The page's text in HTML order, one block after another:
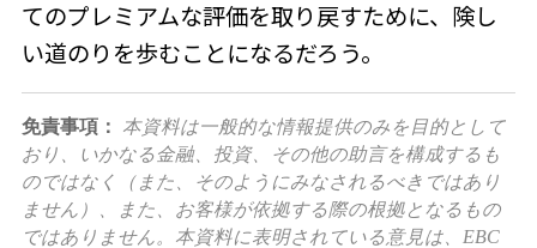
てのプレミアムな評価を取り戻すために、険し
い道のりを歩むことになるだろう。
免責事項：
本資料は一般的な情報提供のみを目的として
おり、いかなる金融、投資、その他の助言を構成するも
のではなく（また、そのようにみなされるべきではあり
ません）、また、お客様が依拠する際の根拠となるもの
ではありません。本資料に表明されている意見は、EBC